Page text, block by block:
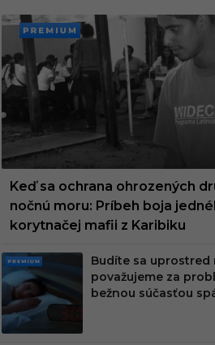
PREMI
UM
Keď sa ochrana ohrozených
nočnú moru: Príbeh boja
korytnačej mafii z Karibiku
PRE
MIU
M
Budíte sa uprostred
považujeme za
bežnou súčasťou